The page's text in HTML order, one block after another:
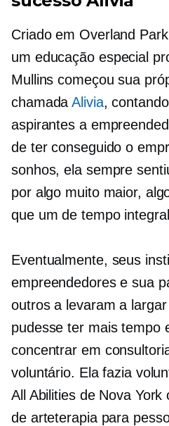
Criado em Overland
um educação especial
Mullins começou sua
chamadaAlivia,
aspirantes a
de ter conseguido o
sonhos, ela sempre
por algo muito maior,
que umde tempo integral
Eventualmente, seus
empreendedores e sua
outros a levaram a
pudesse ter mais tempo
concentrar em
voluntário. Ela fazia
All Abilities de Nova
de arteterapia para